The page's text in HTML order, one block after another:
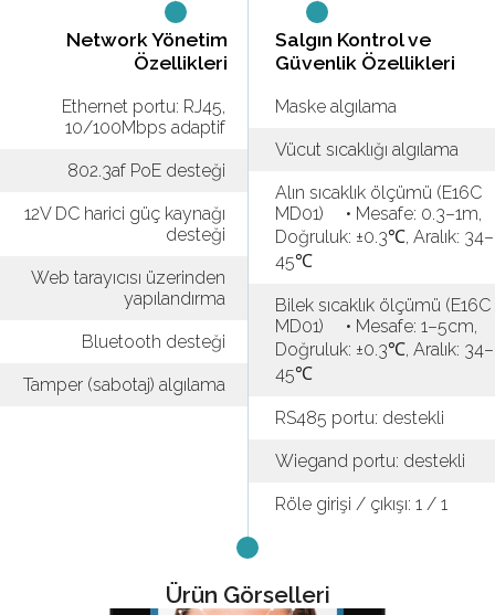
Network Yönetim
Özellikleri
Ethernet portu: RJ45,
10/100Mbps adaptif
802.3af PoE desteği
12V DC harici güç kaynağı
desteği
Web tarayıcısı üzerinden
yapılandırma
Bluetooth desteği
Tamper (sabotaj) algılama
Salgın Kontrol ve
Güvenlik Özellikleri
Maske algılama
Vücut sıcaklığı algılama
Alın sıcaklık ölçümü (E16C
MD01) • Mesafe: 0.3–1m,
Doğruluk: ±0.3℃, Aralık: 34–
45℃
Bilek sıcaklık ölçümü (E16C
MD01) • Mesafe: 1–5cm,
Doğruluk: ±0.3℃, Aralık: 34–
45℃
RS485 portu: destekli
Wiegand portu: destekli
Röle girişi / çıkışı: 1 / 1
Ürün Görselleri